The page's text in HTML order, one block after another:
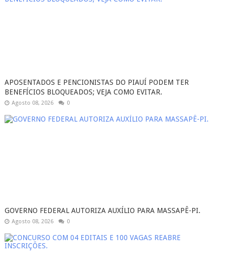
APOSENTADOS E PENCIONISTAS DO PIAUÍ PODEM TER
BENEFÍCIOS BLOQUEADOS; VEJA COMO EVITAR.
Agosto 08, 2026 0
GOVERNO FEDERAL AUTORIZA AUXÍLIO PARA MASSAPÊ-PI.
Agosto 08, 2026 0